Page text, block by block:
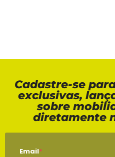
Cadastre-se
exclusivas,
sobre
diretamente
Email*